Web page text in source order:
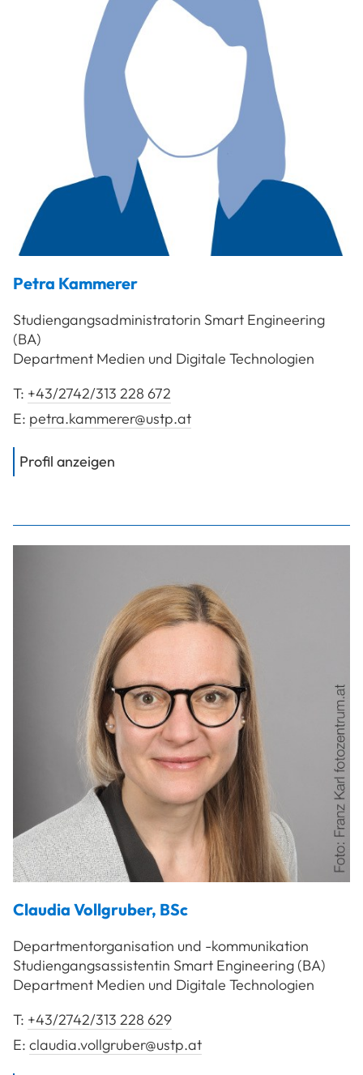
Petra Kammerer
Studiengangsadministratorin Smart Engineering
(BA)
Department Medien und Digitale Technologien
T: +43/2742/313 228 672
E: petra.kammerer@ustp.at
Profil anzeigen
Claudia Vollgruber, BSc
Departmentorganisation und -kommunikation
Studiengangsassistentin Smart Engineering (BA)
Department Medien und Digitale Technologien
T: +43/2742/313 228 629
E: claudia.vollgruber@ustp.at